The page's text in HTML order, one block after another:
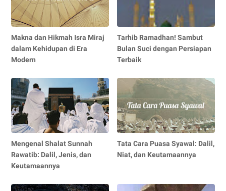
Makna dan Hikmah Isra Miraj
dalam Kehidupan di Era
Modern
Tarhib Ramadhan! Sambut
Bulan Suci dengan Persiapan
Terbaik
Mengenal Shalat Sunnah
Rawatib: Dalil, Jenis, dan
Keutamaannya
Tata Cara Puasa Syawal: Dalil,
Niat, dan Keutamaannya